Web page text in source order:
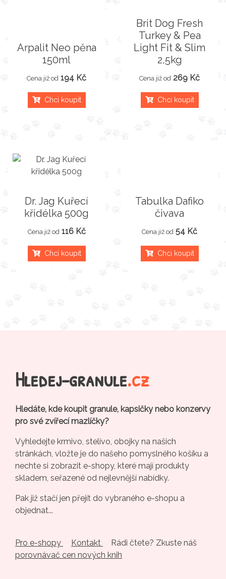
Arpalit Neo pěna
150ml
Cena již od 194 Kč
Chci koupit
Brit Dog Fresh
Turkey & Pea
Light Fit & Slim
2,5kg
Cena již od 269 Kč
Chci koupit
Dr. Jag Kuřecí
křidélka 500g
Cena již od 116 Kč
Chci koupit
Tabulka Dafiko
čivava
Cena již od 54 Kč
Chci koupit
Hledej-granule.cz
Hledáte, kde koupit granule, kapsičky nebo konzervy
pro své zvířecí mazlíčky?
Vyhledejte krmivo, stelivo, obojky na našich
stránkách, vložte je do našeho pomyslného košíku a
nechte si zobrazit e-shopy, které mají produkty
skladem, seřazené od nejlevnější nabídky.
Pak již stačí jen přejít do vybraného e-shopu a
objednat...
Pro e-shopy Kontakt
Rádi čtete? Zkuste náš
porovnávač cen nových knih